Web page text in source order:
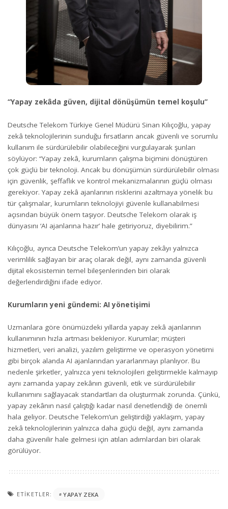
“Yapay zekâda güven, dijital dönüşümün temel koşulu”
Deutsche Telekom Türkiye Genel Müdürü Sinan Kılıçoğlu, yapay
zekâ teknolojilerinin sunduğu fırsatların ancak güvenli ve sorumlu
kullanım ile sürdürülebilir olabileceğini vurgulayarak şunları
söylüyor: “Yapay zekâ, kurumların çalışma biçimini dönüştüren
çok güçlü bir teknoloji. Ancak bu dönüşümün sürdürülebilir olması
için güvenlik, şeffaflık ve kontrol mekanizmalarının güçlü olması
gerekiyor. Yapay zekâ ajanlarının risklerini azaltmaya yönelik bu
tür çalışmalar, kurumların teknolojiyi güvenle kullanabilmesi
açısından büyük önem taşıyor. Deutsche Telekom olarak iş
dünyasını ‘AI ajanlarına hazır’ hale getiriyoruz, diyebilirim.”
Kılıçoğlu, ayrıca Deutsche Telekom’un yapay zekâyı yalnızca
verimlilik sağlayan bir araç olarak değil, aynı zamanda güvenli
dijital ekosistemin temel bileşenlerinden biri olarak
değerlendirdiğini ifade ediyor.
Kurumların yeni gündemi: AI yönetişimi
Uzmanlara göre önümüzdeki yıllarda yapay zekâ ajanlarının
kullanımının hızla artması bekleniyor. Kurumlar; müşteri
hizmetleri, veri analizi, yazılım geliştirme ve operasyon yönetimi
gibi birçok alanda AI ajanlarından yararlanmayı planlıyor. Bu
nedenle şirketler, yalnızca yeni teknolojileri geliştirmekle kalmayıp
aynı zamanda yapay zekânın güvenli, etik ve sürdürülebilir
kullanımını sağlayacak standartları da oluşturmak zorunda. Çünkü,
yapay zekânın nasıl çalıştığı kadar nasıl denetlendiği de önemli
hala geliyor. Deutsche Telekom’un geliştirdiği yaklaşım, yapay
zekâ teknolojilerinin yalnızca daha güçlü değil, aynı zamanda
daha güvenilir hale gelmesi için atılan adımlardan biri olarak
görülüyor.
ETIKETLER: YAPAY ZEKA